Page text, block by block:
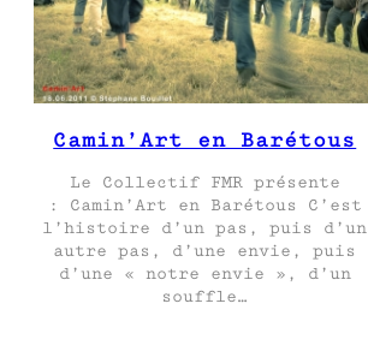
Camin’Art en Barétous
Le Collectif FMR présente
: Camin’Art en Barétous C’est
l’histoire d’un pas, puis d’un
autre pas, d’une envie, puis
d’une « notre envie », d’un
souffle…